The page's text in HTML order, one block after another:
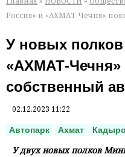
Россия» и «АХМАТ-Чечня»
У новых
«АХМАТ-Чечня»
собственный
02.12.2023 11:22
Автопарк Ахмат
У двух новых полков